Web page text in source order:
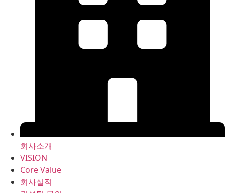
회사소개
VISION
Core Value
회사실적